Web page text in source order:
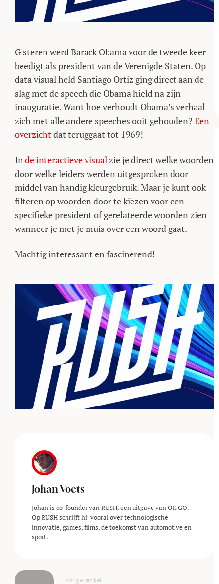
Gisteren werd Barack Obama voor de tweede keer
beedigt als president van de Verenigde Staten. Op
data visual held Santiago Ortiz ging direct aan de
slag met de speech die Obama hield na zijn
inauguratie. Want hoe verhoudt Obama’s verhaal
zich met alle andere speeches ooit gehouden? Een
overzichtdat teruggaat tot 1969!
Inde interactieve visualzie je direct welke woorden
door welke leiders werden uitgesproken door
middel van handig kleurgebruik. Maar je kunt ook
filteren op woorden door te kiezen voor een
specifieke president of gerelateerde woorden zien
wanneer je met je muis over een woord gaat.
Machtig interessant en fascinerend!
Johan Voets
Johan is co-founder van RUSH, een uitgave van OK GO.
Op RUSH schrijft hij vooral over technologische
innovatie, games, films, de toekomst van automotive en
sport.
Vorige artikel